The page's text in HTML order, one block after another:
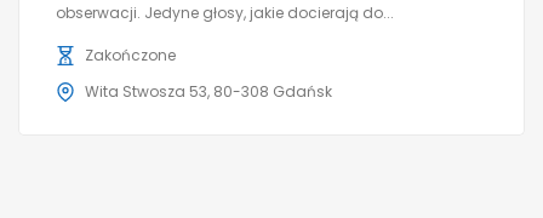
obserwacji. Jedyne głosy, jakie docierają do...
Zakończone
Wita Stwosza 53, 80-308 Gdańsk